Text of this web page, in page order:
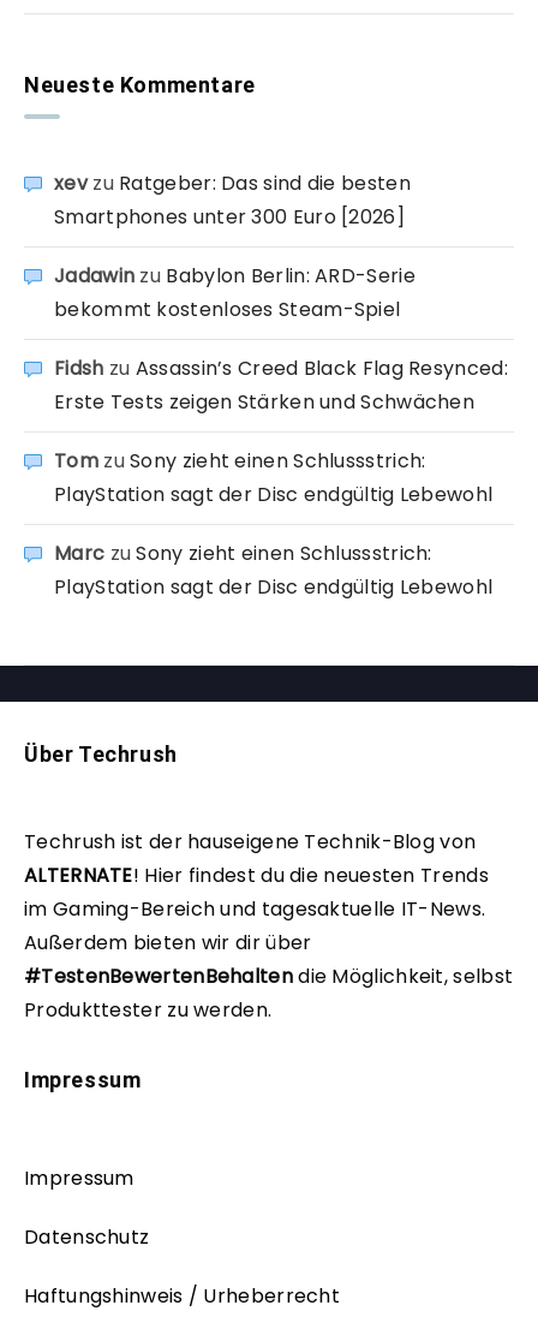
Neueste Kommentare
xevzu Ratgeber: Das sind die besten
Smartphones unter 300 Euro [2026]
Jadawin zu Babylon Berlin: ARD-Serie
bekommt kostenloses Steam-Spiel
Fidsh zu Assassin’s Creed Black Flag Resynced:
Erste Tests zeigen Stärken und Schwächen
TomzuSony zieht einen Schlussstrich:
PlayStation sagt der Disc endgültig Lebewohl
Marc zuSony zieht einen Schlussstrich:
PlayStation sagt der Disc endgültig Lebewohl
Über Techrush
Techrush ist der hauseigene Technik-Blog von
ALTERNATE! Hier findest du die neuesten Trends
im Gaming-Bereich und tagesaktuelle IT-News.
Außerdem bieten wir dir über
#TestenBewertenBehaltendie Möglichkeit, selbst
Produkttester zu werden.
Impressum
Impressum
Datenschutz
Haftungshinweis / Urheberrecht